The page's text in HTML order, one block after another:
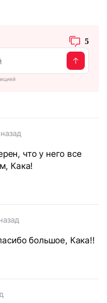
5
что у него все
Кака!
большое, Кака!!